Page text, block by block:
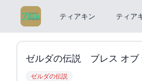
ティアキン ティア
ゼルダの伝説 ブレス オブ
ゼルダの伝説